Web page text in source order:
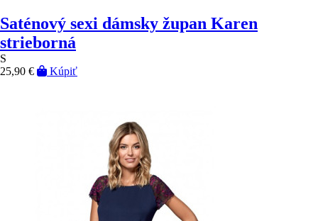
Saténový sexi dámsky župan Karen
strieborná
S
25,90 €
Kúpiť